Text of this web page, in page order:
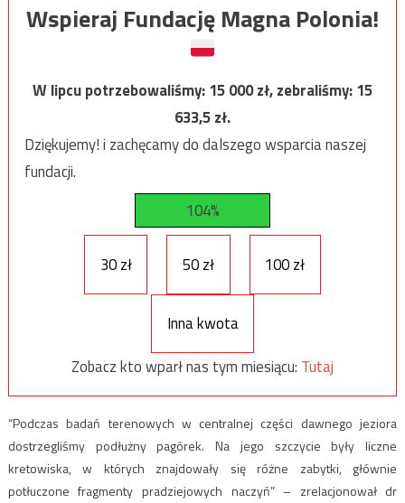
Wspieraj Fundację Magna Polonia!
W lipcu potrzebowaliśmy:15 000zł, zebraliśmy:15
633,5zł.
Dziękujemy! i zachęcamy do dalszego wsparcia naszej
fundacji.
104%
30 zł 50 zł 100 zł
Inna kwota
Zobacz kto wparł nas tym miesiącu: Tutaj
“Podczas badań terenowych w centralnej części dawnego jeziora
dostrzegliśmy podłużny pagórek. Na jego szczycie były liczne
kretowiska, w których znajdowały się różne zabytki, głównie
potłuczone fragmenty pradziejowych naczyń” – zrelacjonował dr